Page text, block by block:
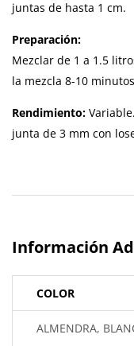
juntas de hasta 1 cm.
Preparación:
Mezclar de 1 a 1.5
la mezcla 8-10
Rendimiento:
junta de 3 mm con
Información
COLOR
ALMENDRA,